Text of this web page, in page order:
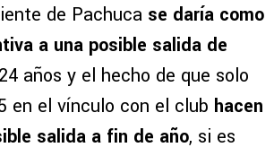
de Pachuca se daría como
a una posible salida de
años y el hecho de que solo
en el vínculo con el club hacen
salida a fin de año, si es